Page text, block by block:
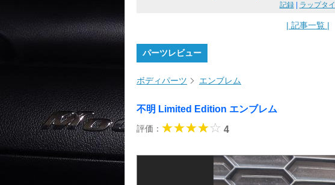
記録| ラップタ
| 記事一覧 |
パーツレビュー
ボディパーツ エンブレム
不明 Limited Edition エンブレム
評価： 4